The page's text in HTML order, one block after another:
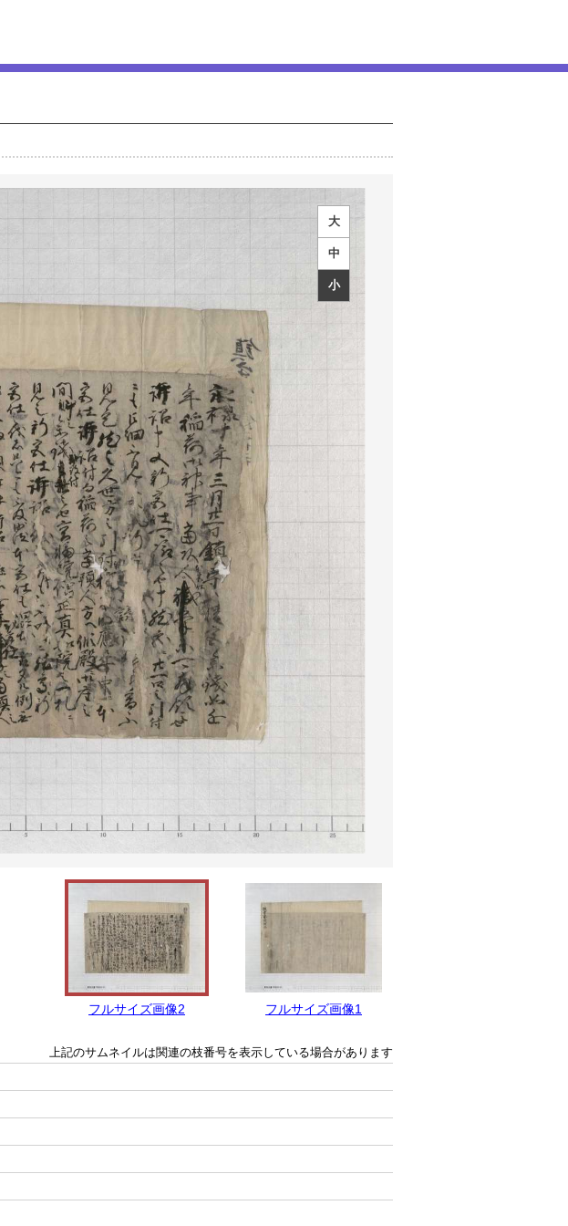
大
中
小
フルサイズ画像2 フルサイズ画像1
上記のサムネイルは関連の枝番号を表示している場合があります